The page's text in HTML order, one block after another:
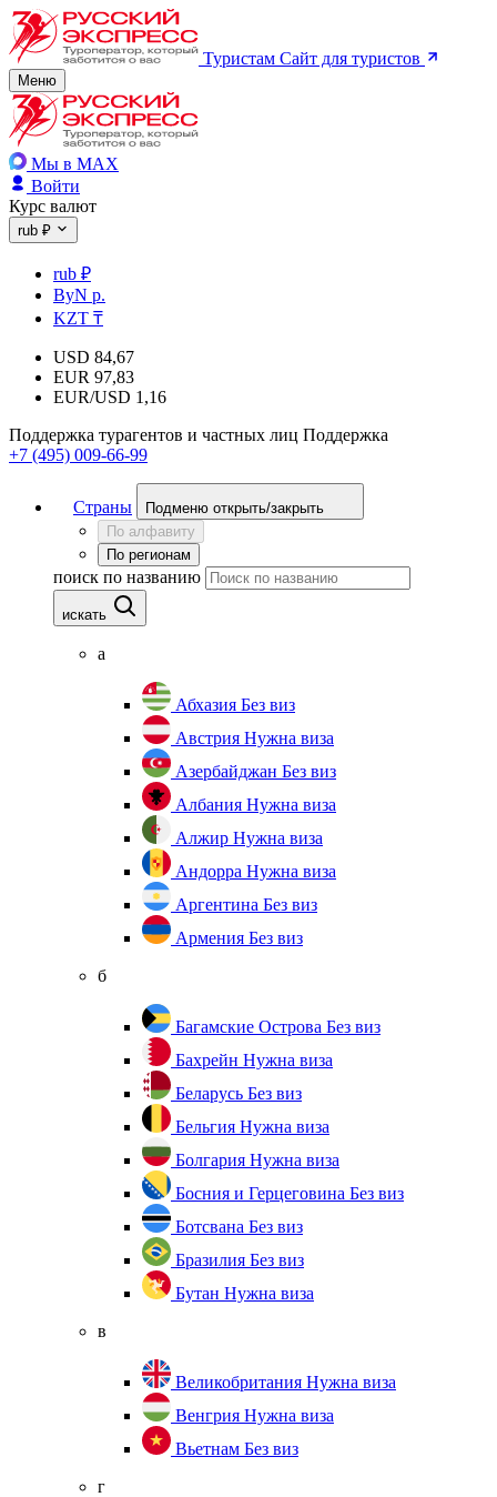
Туристам Сайт для туристов
Меню
Мы в MAX
Войти
Курс валют
rub ₽
rub ₽
ByN р.
KZT ₸
USD 84,67
EUR 97,83
EUR/USD 1,16
Поддержка турагентов и частных лиц Поддержка
+7 (495) 009-66-99
Страны
Подменю открыть/закрыть
По алфавиту
По регионам
поиск по названию
искать
а
Абхазия Без виз
Австрия Нужна виза
Азербайджан Без виз
Албания Нужна виза
Алжир Нужна виза
Андорра Нужна виза
Аргентина Без виз
Армения Без виз
б
Багамские Острова Без виз
Бахрейн Нужна виза
Беларусь Без виз
Бельгия Нужна виза
Болгария Нужна виза
Босния и Герцеговина Без виз
Ботсвана Без виз
Бразилия Без виз
Бутан Нужна виза
в
Великобритания Нужна виза
Венгрия Нужна виза
Вьетнам Без виз
г